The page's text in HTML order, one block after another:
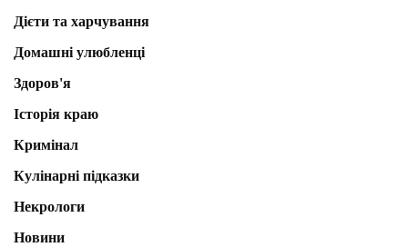
Дієти та харчування
Домашні улюбленці
Здоров'я
Історія краю
Кримінал
Кулінарні підказки
Некрологи
Новини